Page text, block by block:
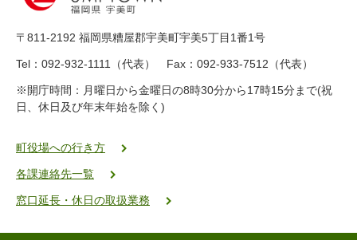
8
-
5
5
ク
二
ゴ
〒811-2192 福岡県糟屋郡宇美町宇美5丁目1番1号
Tel：092-932-1111（代表） Fax：092-933-7512（代表）
※開庁時間：月曜日から金曜日の8時30分から17時15分まで(祝
日、休日及び年末年始を除く)
町役場への行き方
各課連絡先一覧
窓口延長・休日の取扱業務